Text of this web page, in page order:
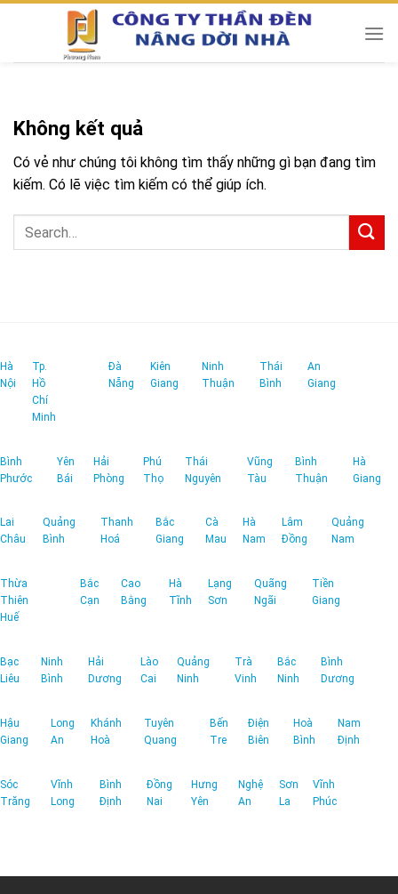
Chuyển
Không kết quả
Có vẻ như chúng tôi không tìm thấy những gì bạn đang tìm
kiếm. Có lẽ việc tìm kiếm có thể giúp ích.
Hà
Nội
Tp.
Hồ
Chí
Minh
Đà
Nẵng
Kiên
Giang
Ninh
Thuận
Thái
Bình
An
Giang
Bình
Phước
Yên
Bái
Hải
Phòng
Phú
Thọ
Thái
Nguyên
Vũng
Tàu
Bình
Thuận
Hà
Giang
Lai
Châu
Quảng
Bình
Thanh
Hoá
Bắc
Giang
Cà
Mau
Hà
Nam
Lâm
Đồng
Quảng
Nam
Thừa
Thiên
Huế
Bắc
Cạn
Cao
Bằng
Hà
Tĩnh
Lạng
Sơn
Quãng
Ngãi
Tiền
Giang
Bạc
Liêu
Ninh
Bình
Hải
Dương
Lào
Cai
Quảng
Ninh
Trà
Vinh
Bắc
Ninh
Bình
Dương
Hậu
Giang
Long
An
Khánh
Hoà
Tuyên
Quang
Bến
Tre
Điện
Biên
Hoà
Bình
Nam
Định
Sóc
Trăng
Vĩnh
Long
Bình
Định
Đồng
Nai
Hưng
Yên
Nghệ
An
Sơn
La
Vĩnh
Phúc